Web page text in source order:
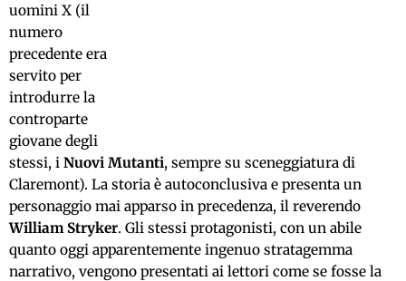
uomini X (il
numero
precedente era
servito per
introdurre la
controparte
giovane degli
stessi, i Nuovi Mutanti, sempre su sceneggiatura di
Claremont). La storia è autoconclusiva e presenta un
personaggio mai apparso in precedenza, il reverendo
William Stryker. Gli stessi protagonisti, con un abile
quanto oggi apparentemente ingenuo stratagemma
narrativo, vengono presentati ai lettori come se fosse la